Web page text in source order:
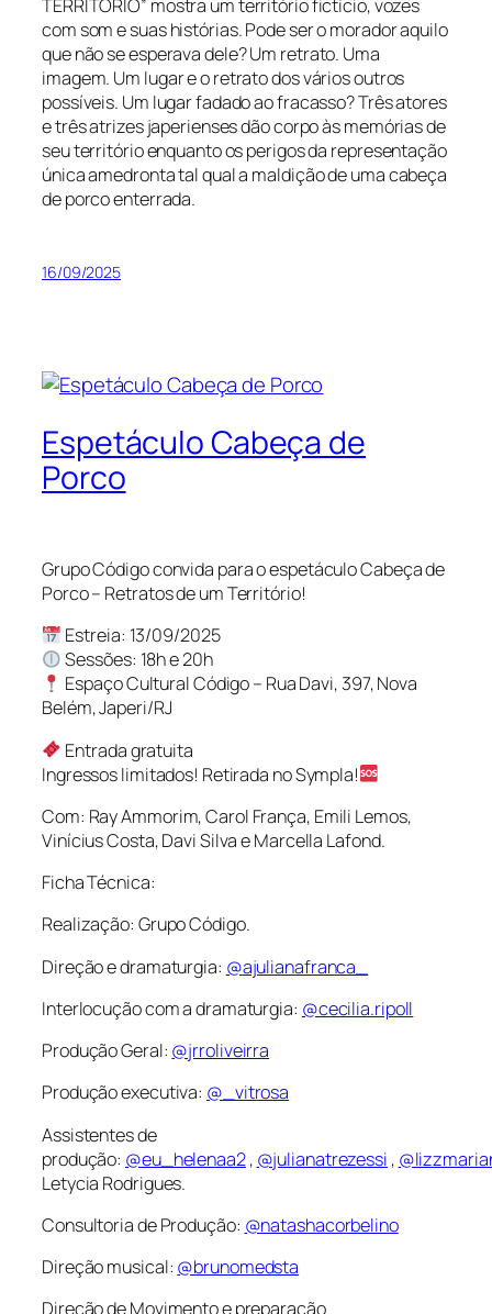
TERRITÓRIO” mostra um território fictício, vozes
com som e suas histórias. Pode ser o morador aquilo
que não se esperava dele? Um retrato. Uma
imagem. Um lugar e o retrato dos vários outros
possíveis. Um lugar fadado ao fracasso? Três atores
e três atrizes japerienses dão corpo às memórias de
seu território enquanto os perigos da representação
única amedronta tal qual a maldição de uma cabeça
de porco enterrada.
16/09/2025
Espetáculo Cabeça de
Porco
Grupo Código convida para o espetáculo Cabeça de
Porco – Retratos de um Território!
Estreia: 13/09/2025
Sessões: 18h e 20h
Espaço Cultural Código – Rua Davi, 397, Nova
Belém, Japeri/RJ
Entrada gratuita
Ingressos limitados! Retirada no Sympla!
Com: Ray Ammorim, Carol França, Emili Lemos,
Vinícius Costa, Davi Silva e Marcella Lafond.
Ficha Técnica:
Realização: Grupo Código.
Direção e dramaturgia: @ajulianafranca_
Interlocução com a dramaturgia: @cecilia.ripoll
Produção Geral: @jrroliveirra
Produção executiva: @_vitrosa
Assistentes de
produção: @eu_helenaa2, @julianatrezessi ,
Letycia Rodrigues.
Consultoria de Produção: @natashacorbelino
Direção musical: @brunomedsta
Direção de Movimento e preparação